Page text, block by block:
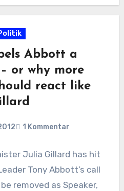
Abbott a
or why more
react like
1 Kommentar
Julia Gillard has hit
Tony Abbott’s call
removed as Speaker,